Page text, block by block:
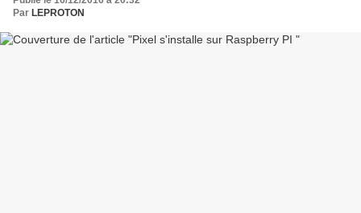
Par LEPROTON